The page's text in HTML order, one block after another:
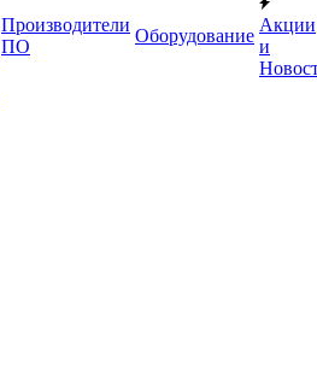
Производители
ПО
Оборудование
Акции
и